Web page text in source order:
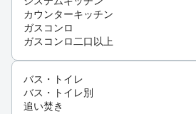
カウンターキッチン
ガスコンロ
ガスコンロ二口以上
バス・トイレ
バス・トイレ別
追い焚き